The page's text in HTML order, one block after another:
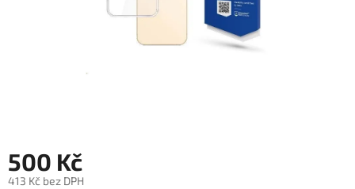
Obchodní
podmínky
500 Kč
413 Kč bez DPH